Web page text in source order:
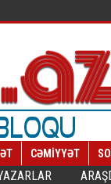
CƏMİYYƏT